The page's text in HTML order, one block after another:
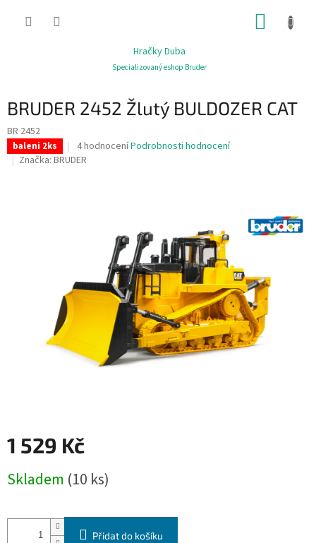
Hračky Duba
Specializovaný eshop Bruder
BRUDER 2452 Žlutý BULDOZER CAT
BR 2452
baleni 2ks
Průměrné
hodnocení
hvězdiček.
4 hodnoceníPodrobnosti hodnocení
Značka: BRUDER
1 529 Kč
cena:
Skladem (10 ks)
Přidat do košíku